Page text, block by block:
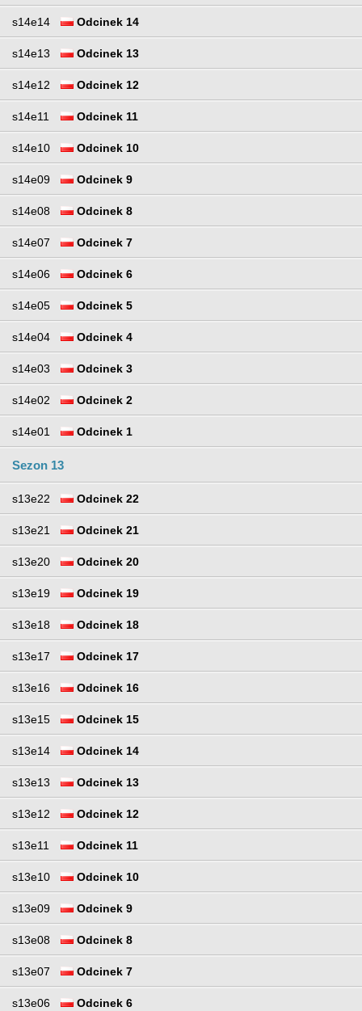
s14e14 Odcinek 14
s14e13 Odcinek 13
s14e12 Odcinek 12
s14e11 Odcinek 11
s14e10 Odcinek 10
s14e09 Odcinek 9
s14e08 Odcinek 8
s14e07 Odcinek 7
s14e06 Odcinek 6
s14e05 Odcinek 5
s14e04 Odcinek 4
s14e03 Odcinek 3
s14e02 Odcinek 2
s14e01 Odcinek 1
Sezon 13
s13e22 Odcinek 22
s13e21 Odcinek 21
s13e20 Odcinek 20
s13e19 Odcinek 19
s13e18 Odcinek 18
s13e17 Odcinek 17
s13e16 Odcinek 16
s13e15 Odcinek 15
s13e14 Odcinek 14
s13e13 Odcinek 13
s13e12 Odcinek 12
s13e11 Odcinek 11
s13e10 Odcinek 10
s13e09 Odcinek 9
s13e08 Odcinek 8
s13e07 Odcinek 7
s13e06 Odcinek 6